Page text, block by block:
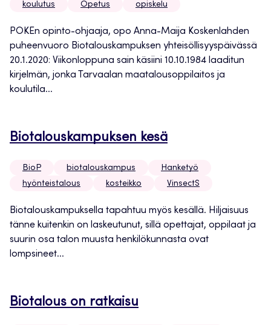
koulutus
Opetus opiskelu
POKEn opinto-ohjaaja, opo Anna-Maija Koskenlahden
puheenvuoro Biotalouskampuksen yhteisöllisyyspäivässä
20.1.2020: Viikonloppuna sain käsiini 10.10.1984 laaditun
kirjelmän, jonka Tarvaalan maatalousoppilaitos ja
koulutila...
Biotalouskampuksen kesä
BioP biotalouskampus
Hanketyö
hyönteistalous
kosteikko VinsectS
Biotalouskampuksella tapahtuu myös kesällä. Hiljaisuus
tänne kuitenkin on laskeutunut, sillä opettajat, oppilaat ja
suurin osa talon muusta henkilökunnasta ovat
lompsineet...
Biotalous on ratkaisu